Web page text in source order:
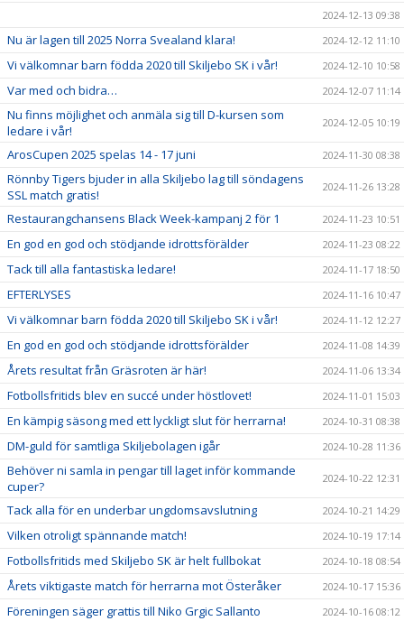
2024-12-13 09:38
Nu är lagen till 2025 Norra Svealand klara! 2024-12-12 11:10
Vi välkomnar barn födda 2020 till Skiljebo SK i vår! 2024-12-10 10:58
Var med och bidra… 2024-12-07 11:14
Nu finns möjlighet och anmäla sig till D-kursen som
ledare i vår!
2024-12-05 10:19
ArosCupen 2025 spelas 14 - 17 juni 2024-11-30 08:38
Rönnby Tigers bjuder in alla Skiljebo lag till söndagens
SSL match gratis!
2024-11-26 13:28
Restaurangchansens Black Week-kampanj 2 för 1 2024-11-23 10:51
En god en god och stödjande idrottsförälder 2024-11-23 08:22
Tack till alla fantastiska ledare! 2024-11-17 18:50
EFTERLYSES 2024-11-16 10:47
Vi välkomnar barn födda 2020 till Skiljebo SK i vår! 2024-11-12 12:27
En god en god och stödjande idrottsförälder 2024-11-08 14:39
Årets resultat från Gräsroten är här! 2024-11-06 13:34
Fotbollsfritids blev en succé under höstlovet! 2024-11-01 15:03
En kämpig säsong med ett lyckligt slut för herrarna! 2024-10-31 08:38
DM-guld för samtliga Skiljebolagen igår 2024-10-28 11:36
Behöver ni samla in pengar till laget inför kommande
cuper?
2024-10-22 12:31
Tack alla för en underbar ungdomsavslutning 2024-10-21 14:29
Vilken otroligt spännande match! 2024-10-19 17:14
Fotbollsfritids med Skiljebo SK är helt fullbokat 2024-10-18 08:54
Årets viktigaste match för herrarna mot Österåker 2024-10-17 15:36
Föreningen säger grattis till Niko Grgic Sallanto 2024-10-16 08:12